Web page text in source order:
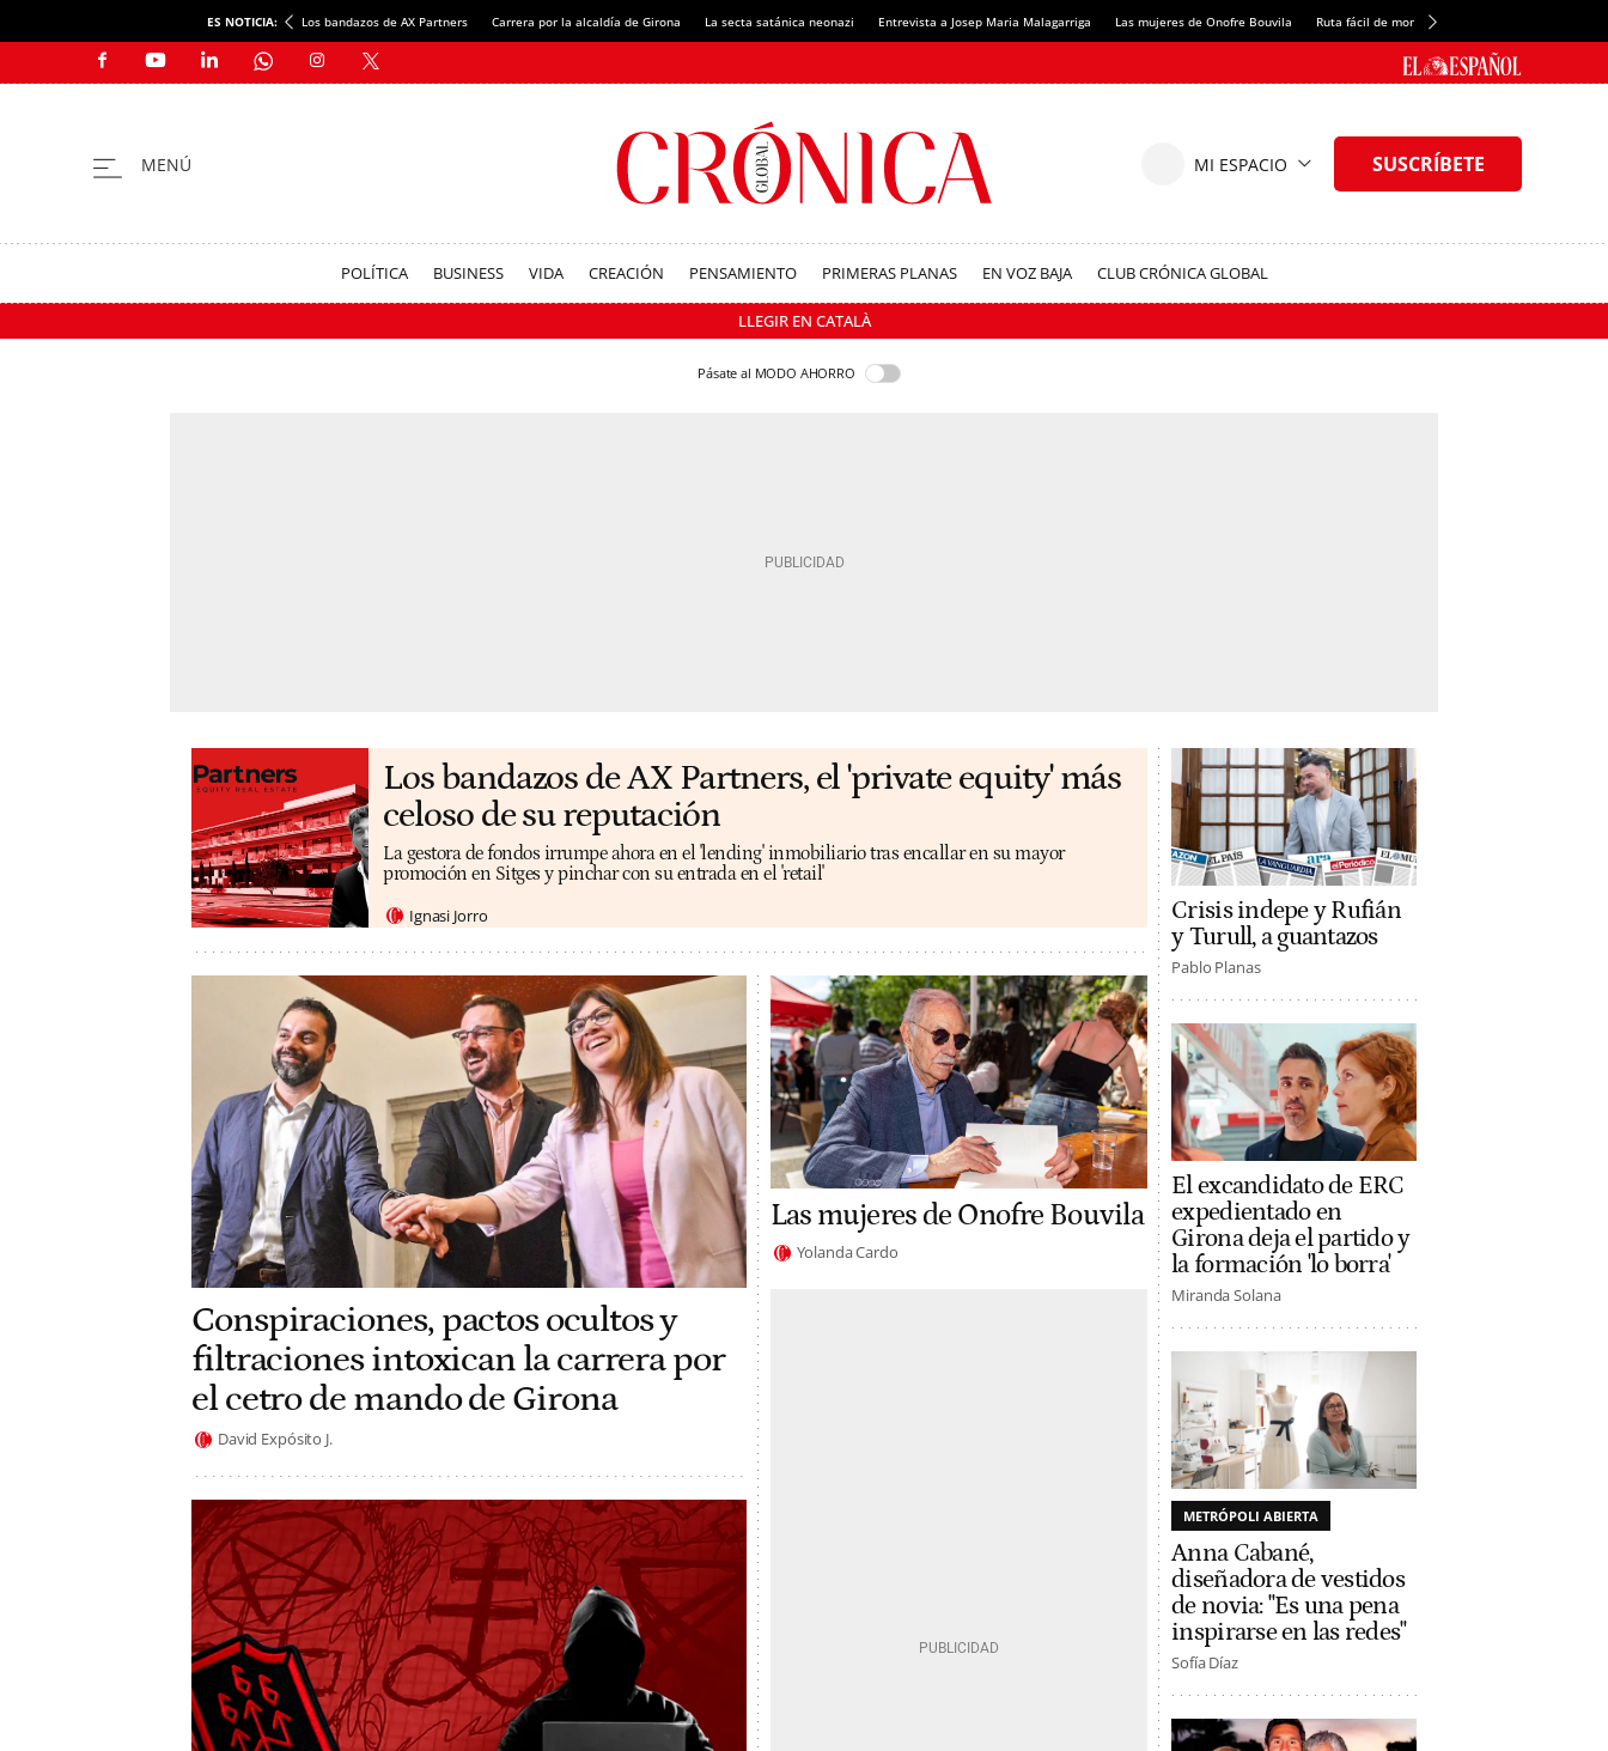
ES NOTICIA: Los bandazos de AX Partners Carrera por la alcaldía de Girona La secta satánica neonazi Entrevista a Josep Maria Malagarriga Las mujeres de Onofre Bouvila Ruta fácil de montaña
POLÍTICA BUSINESS VIDA CREACIÓN PENSAMIENTO PRIMERAS PLANAS EN VOZ BAJA CLUB CRÓNICA GLOBAL
LLEGIR EN CATALÀ
Pásate al MODO AHORRO
Los bandazos de AX Partners, el 'private equity' más
celoso de su reputación
La gestora de fondos irrumpe ahora en el 'lending' inmobiliario tras encallar en su mayor
promoción en Sitges y pinchar con su entrada en el 'retail'
Ignasi Jorro
Conspiraciones, pactos ocultos y
filtraciones intoxican la carrera por
el cetro de mando de Girona
David Expósito J.
Las mujeres de Onofre Bouvila
Yolanda Cardo
Crisis indepe y Rufián
y Turull, a guantazos
Pablo Planas
El excandidato de ERC
expedientado en
Girona deja el partido y
la formación 'lo borra'
Miranda Solana
METRÓPOLI ABIERTA
Anna Cabané,
diseñadora de vestidos
de novia: "Es una pena
inspirarse en las redes"
Sofía Díaz